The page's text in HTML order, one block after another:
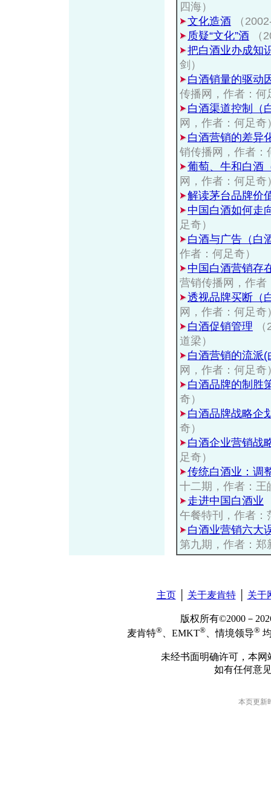
四海）
文化造酒
（
质疑“文化”酒
（
把白酒业办成知
剑）
白酒销量的驱动
传播网，作者：何
白酒渠道控制（
网，作者：何足奇
白酒营销的差异
销传播网，作者：
葡萄、牛和白酒
网，作者：何足奇
解读茅台品牌价
中国白酒如何走
足奇）
白酒与广告（白
作者：何足奇）
中国白酒营销存
营销传播网，作者
透视品牌买断（
网，作者：何足奇
白酒促销管理
道梁）
白酒营销的流派
网，作者：何足奇
白酒品牌的制胜
奇）
白酒品牌战略企
奇）
白酒企业营销战
足奇）
传统白酒业：调
十二期，作者：王
走进中国白酒业
午餐特刊，作者：
白酒业营销六大
第九期，作者：郑
主页│ 关于麦肯特│ 关于
版权所有©2000－
麦肯特® 、EMKT® 、情境领导®
未经书面明确许可，本
如有任何意
本页更新